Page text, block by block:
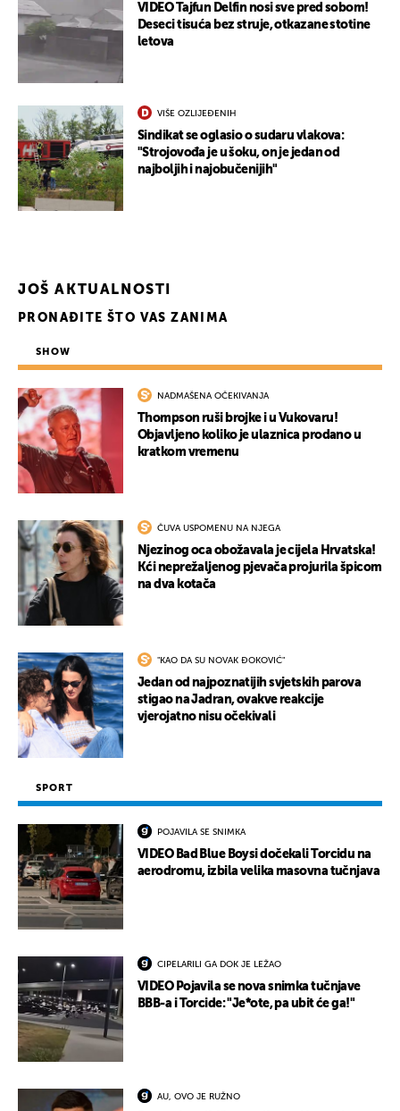
VIDEO Tajfun Delfin nosi sve pred sobom!
Deseci tisuća bez struje, otkazane stotine
letova
VIŠE OZLIJEĐENIH
Sindikat se oglasio o sudaru vlakova:
"Strojovođa je u šoku, on je jedan od
najboljih i najobučenijih"
JOŠ AKTUALNOSTI
PRONAĐITE ŠTO VAS ZANIMA
SHOW
NADMAŠENA OČEKIVANJA
Thompson ruši brojke i u Vukovaru!
Objavljeno koliko je ulaznica prodano u
kratkom vremenu
ČUVA USPOMENU NA NJEGA
Njezinog oca obožavala je cijela Hrvatska!
Kći neprežaljenog pjevača projurila špicom
na dva kotača
"KAO DA SU NOVAK ĐOKOVIĆ"
Jedan od najpoznatijih svjetskih parova
stigao na Jadran, ovakve reakcije
vjerojatno nisu očekivali
SPORT
POJAVILA SE SNIMKA
VIDEO Bad Blue Boysi dočekali Torcidu na
aerodromu, izbila velika masovna tučnjava
CIPELARILI GA DOK JE LEŽAO
VIDEO Pojavila se nova snimka tučnjave
BBB-a i Torcide: "Je*ote, pa ubit će ga!"
AU, OVO JE RUŽNO